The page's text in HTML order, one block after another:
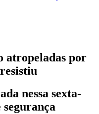
atropeladas por
nessa sexta-